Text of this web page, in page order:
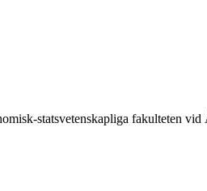
statsvetenskapliga fakulteten vid